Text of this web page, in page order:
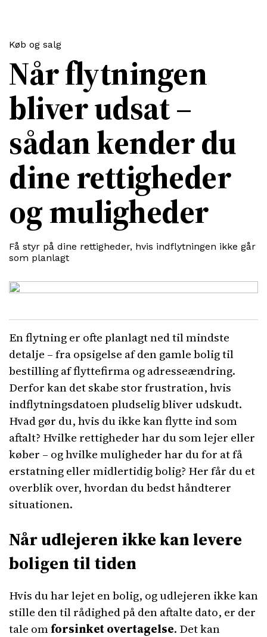
Når flytningen
bliver udsat –
sådan kender du
dine rettigheder
og muligheder
Få styr på dine rettigheder, hvis indflytningen ikke går
som planlagt
Køb og salg
En flytning er ofte planlagt ned til mindste
detalje – fra opsigelse af den gamle bolig til
bestilling af flyttefirma og adresseændring.
Derfor kan det skabe stor frustration, hvis
indflytningsdatoen pludselig bliver udskudt.
Hvad gør du, hvis du ikke kan flytte ind som
aftalt? Hvilke rettigheder har du som lejer eller
køber – og hvilke muligheder har du for at få
erstatning eller midlertidig bolig? Her får du et
overblik over, hvordan du bedst håndterer
situationen.
Når udlejeren ikke kan levere
boligen til tiden
Hvis du har lejet en bolig, og udlejeren ikke kan
stille den til rådighed på den aftalte dato, er der
tale omforsinket overtagelse. Det kan